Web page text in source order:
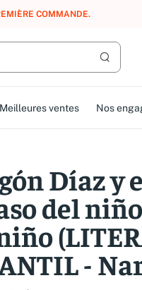
LE CLUB AMMAREAL.
Lancer
Meilleures ventes Nos
Díaz y
del
-